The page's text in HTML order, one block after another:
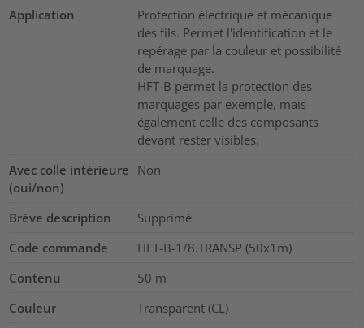
Application
Protection électrique et mécanique
des fils. Permet l'identification et le
repérage par la couleur et possibilité
de marquage.
HFT-B permet la protection des
marquages par exemple, mais
également celle des composants
devant rester visibles.
Avec colle intérieure
(oui/non)
Non
Brève description
Supprimé
Code commande
HFT-B-1/8.TRANSP (50x1m)
Contenu
50 m
Couleur
Transparent (CL)